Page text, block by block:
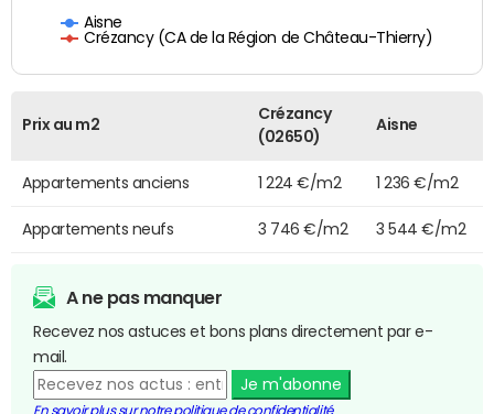
Aisne
Crézancy (CA de la Région de Château-Thierry)
Prix au m2
Crézancy
(02650)
Aisne
Appartements anciens 1 224 €/m2 1 236 €/m2
Appartements neufs 3 746 €/m2 3 544 €/m2
A ne pas manquer
Recevez nos astuces et bons plans directement par e-
mail.
Je m'abonne
En savoir plus sur notre politique de confidentialité